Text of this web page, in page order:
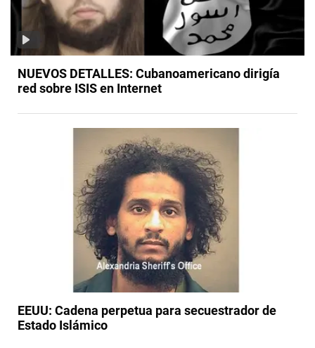
NUEVOS DETALLES: Cubanoamericano dirigía
red sobre ISIS en Internet
EEUU: Cadena perpetua para secuestrador de
Estado Islámico